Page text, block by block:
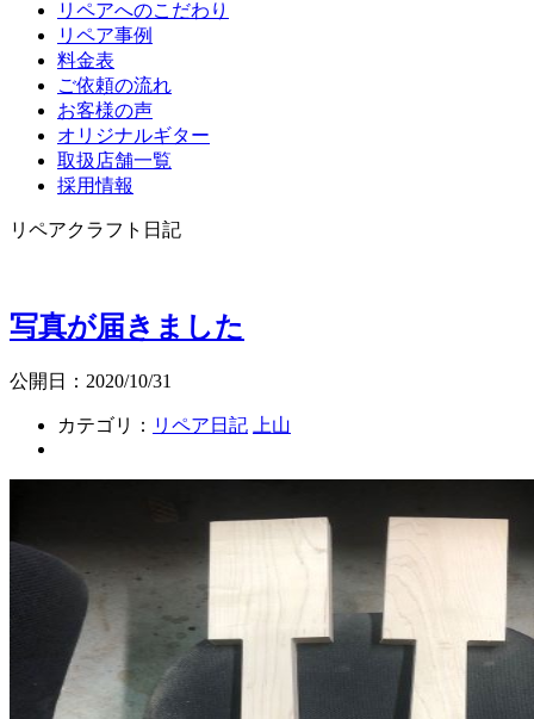
リペアへのこだわり
リペア事例
料金表
ご依頼の流れ
お客様の声
オリジナルギター
取扱店舗一覧
採用情報
リペアクラフト日記
写真が届きました
公開日：2020/10/31
カテゴリ： リペア日記 上山